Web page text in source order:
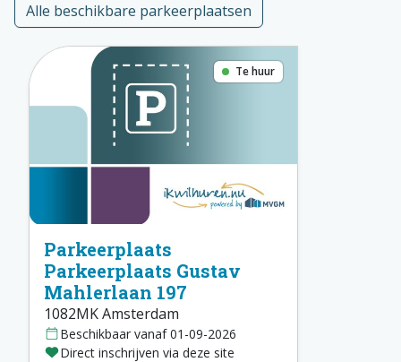
Alle beschikbare parkeerplaatsen
Te huur
Parkeerplaats
Parkeerplaats Gustav
Mahlerlaan 197
1082MK Amsterdam
Beschikbaar vanaf 01-09-2026
Direct inschrijven via deze site